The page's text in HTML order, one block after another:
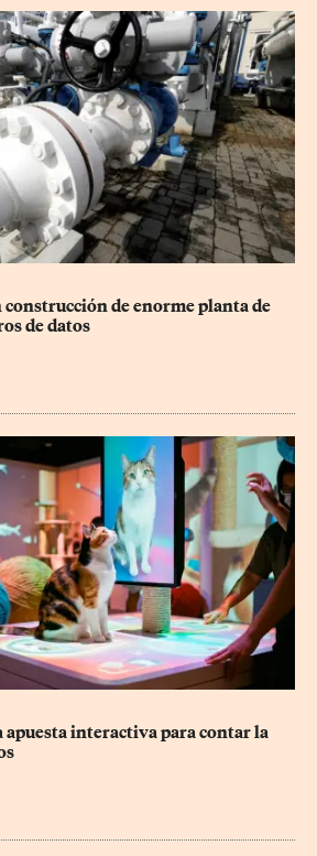
de enorme planta de
de datos
apuesta interactiva para contar la